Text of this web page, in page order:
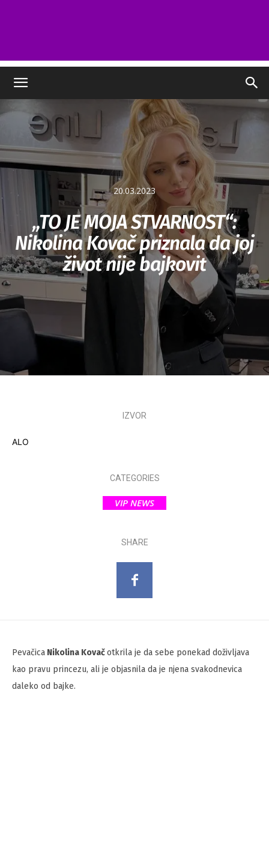
20.03.2023
„TO JE MOJA STVARNOST“:
Nikolina Kovač priznala da joj
život nije bajkovit
IZVOR
ALO
CATEGORIES
VIP NEWS
SHARE
Pevačica Nikolina Kovačotkrila je da sebe ponekad doživljava
kao pravu princezu, ali je objasnila da je njena svakodnevica
daleko od bajke.